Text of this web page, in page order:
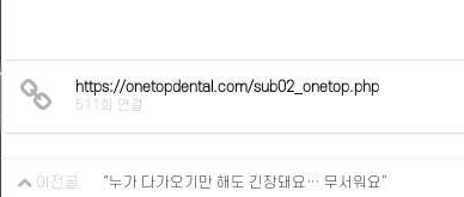
https://onetopdental.com/sub02_onetop.php
511회 연결
이전글 “누가 다가오기만 해도 긴장돼요… 무서워요”